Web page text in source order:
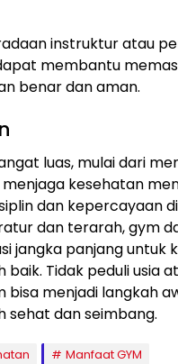
instruktur atau
membantu
benar dan aman.
luas, mulai dari
kesehatan
dan kepercayaan
dan terarah, gym
jangka panjang untuk
baik. Tidak peduli usia
bisa menjadi langkah
sehat dan seimbang.
Manfaat GYM